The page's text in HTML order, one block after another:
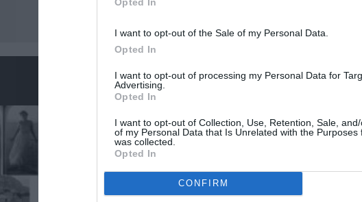
I want to opt-out of the Sale of my Personal Data.
Opted In
I want to opt-out of processing my Personal Data for
Advertising.
Opted In
I want to opt-out of Collection, Use, Retention, Sale,
of my Personal Data that Is Unrelated with the Purposes
was collected.
Opted In
CONFIRM
Σχετικά Άρθρα